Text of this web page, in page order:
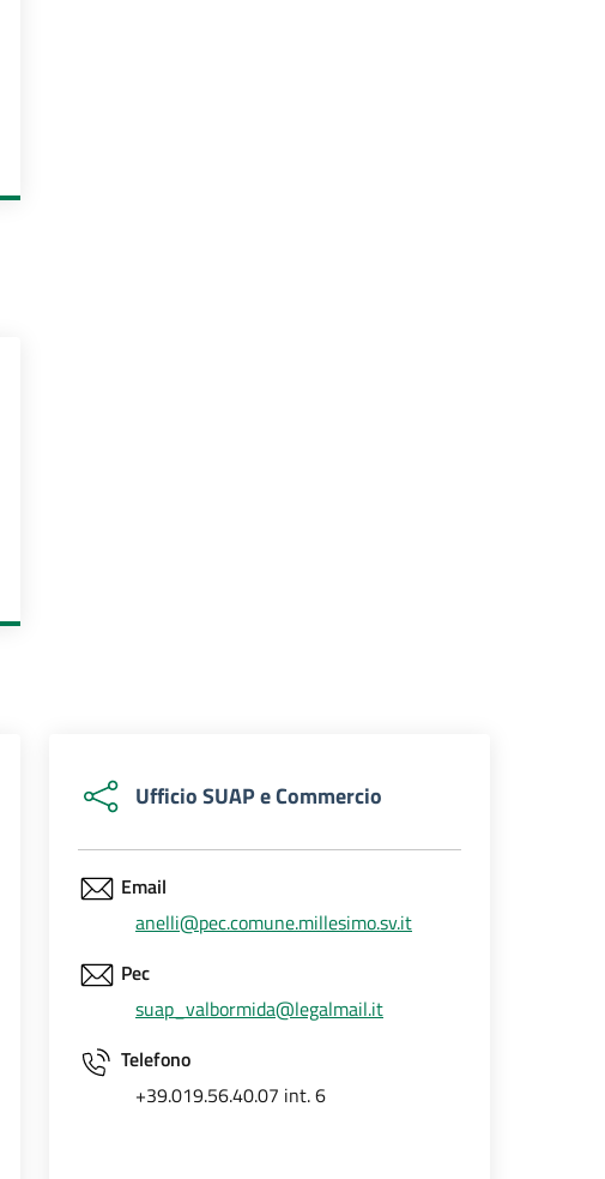
Ufficio SUAP e Commercio
Email
anelli@pec.comune.millesimo.sv.it
Pec
suap_valbormida@legalmail.it
Telefono
+39.019.56.40.07 int. 6